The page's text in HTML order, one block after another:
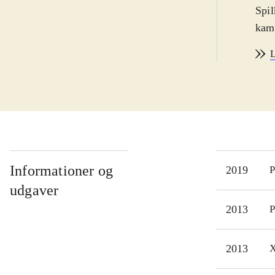
det
Informationer og
udgaver
2019
2013
2013